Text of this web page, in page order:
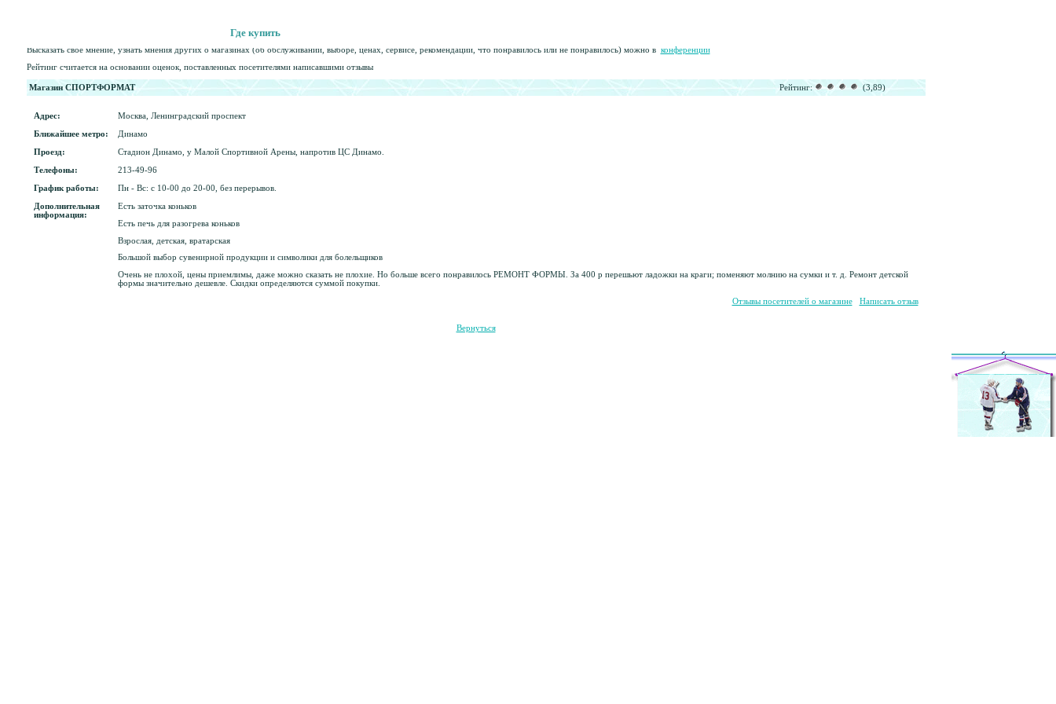
Где купить
Высказать свое мнение, узнать мнения других о магазинах (об обслуживании, выборе, ценах, сервисе, рекомендации, что понравилось или не понравилось) можно в конференции
Рейтинг считается на основании оценок, поставленных посетителями написавшими отзывы
Магазин СПОРТФОРМАТ Рейтинг: (3,89)
Адрес: Москва, Ленинградский проспект
Ближайшее метро: Динамо
Проезд: Стадион Динамо, у Малой Спортивной Арены, напротив ЦС Динамо.
Телефоны: 213-49-96
График работы: Пн - Вс: с 10-00 до 20-00, без перерывов.
Дополнительная
информация:
Есть заточка коньков
Есть печь для разогрева коньков
Взрослая, детская, вратарская
Большой выбор сувенирной продукции и символики для болельщиков
Очень не плохой, цены приемлимы, даже можно сказать не плохие. Но больше всего понравилось РЕМОНТ ФОРМЫ. За 400 р перешьют ладожки на краги; поменяют молнию на сумки и т. д. Ремонт детской
формы значительно дешевле. Скидки определяются суммой покупки.
Отзывы посетителей о магазине Написать отзыв
Вернуться